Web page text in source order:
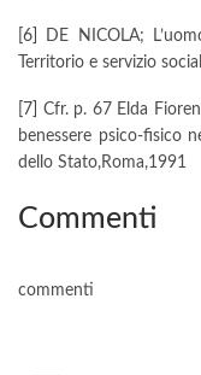
[6]
DE NICOLA;
Territorio e servizio
[7]
Cfr. p. 67 Elda
benessere psico-fisico
dello Stato,Roma,1991
Commenti
commenti